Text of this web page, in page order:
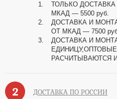
ТОЛЬКО
МКАД — 5500 руб.
ДОСТАВКА И
ОТ МКАД — 7500
ДОСТАВКА И
РАСЧИТЫВАЮТСЯ
2 ДОСТАВКА ПО РОССИИ